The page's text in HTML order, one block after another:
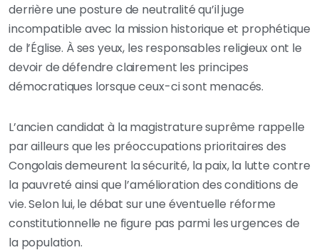
derrière une posture de neutralité qu’il juge
incompatible avec la mission historique et prophétique
de l’Église. À ses yeux, les responsables religieux ont le
devoir de défendre clairement les principes
démocratiques lorsque ceux-ci sont menacés.
L’ancien candidat à la magistrature suprême rappelle
par ailleurs que les préoccupations prioritaires des
Congolais demeurent la sécurité, la paix, la lutte contre
la pauvreté ainsi que l’amélioration des conditions de
vie. Selon lui, le débat sur une éventuelle réforme
constitutionnelle ne figure pas parmi les urgences de
la population.